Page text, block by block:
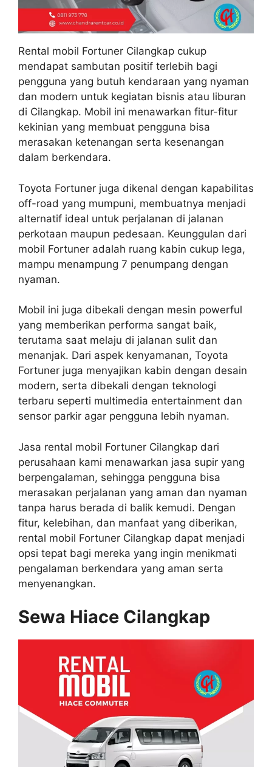
Rental mobil Fortuner Cilangkap cukup
mendapat sambutan positif terlebih bagi
pengguna yang butuh kendaraan yang nyaman
dan modern untuk kegiatan bisnis atau liburan
di Cilangkap. Mobil ini menawarkan fitur-fitur
kekinian yang membuat pengguna bisa
merasakan ketenangan serta kesenangan
dalam berkendara.
Toyota Fortuner juga dikenal dengan kapabilitas
off-road yang mumpuni, membuatnya menjadi
alternatif ideal untuk perjalanan di jalanan
perkotaan maupun pedesaan. Keunggulan dari
mobil Fortuner adalah ruang kabin cukup lega,
mampu menampung 7 penumpang dengan
nyaman.
Mobil ini juga dibekali dengan mesin powerful
yang memberikan performa sangat baik,
terutama saat melaju di jalanan sulit dan
menanjak. Dari aspek kenyamanan, Toyota
Fortuner juga menyajikan kabin dengan desain
modern, serta dibekali dengan teknologi
terbaru seperti multimedia entertainment dan
sensor parkir agar pengguna lebih nyaman.
Jasa rental mobil Fortuner Cilangkap dari
perusahaan kami menawarkan jasa supir yang
berpengalaman, sehingga pengguna bisa
merasakan perjalanan yang aman dan nyaman
tanpa harus berada di balik kemudi. Dengan
fitur, kelebihan, dan manfaat yang diberikan,
rental mobil Fortuner Cilangkap dapat menjadi
opsi tepat bagi mereka yang ingin menikmati
pengalaman berkendara yang aman serta
menyenangkan.
Sewa Hiace Cilangkap